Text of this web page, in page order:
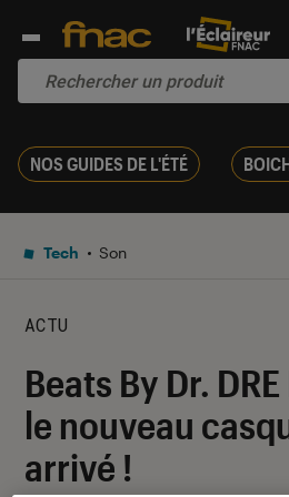
NOS GUIDES DE L'ÉTÉ
Tech Son
ACTU
Beats By Dr.
le nouveau
arrivé !